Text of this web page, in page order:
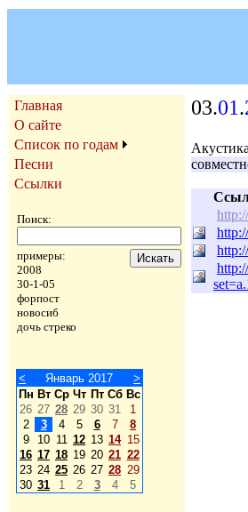
Главная
О сайте
Список по годам
Песни
Ссылки
Поиск:
примеры:
2008
30-1-05
форпост
новосиб
дочь стреко
< Январь 2017
>
Пн Вт Ср Чт Пт Сб Вс
26 27 28 29 30 31
1
2
3 4 5 6 7
8
9
10 11 12 13 14 15
16 17 18 19 20 21 22
23 24 25 26 27 28 29
30 31 1 2 3 4 5
03.01.